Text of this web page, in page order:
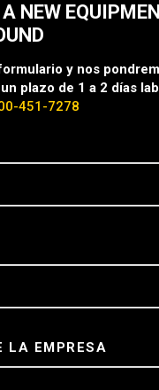
NEW
y nos
plazo de 1 a 2 días
451-7278
LA EMPRESA